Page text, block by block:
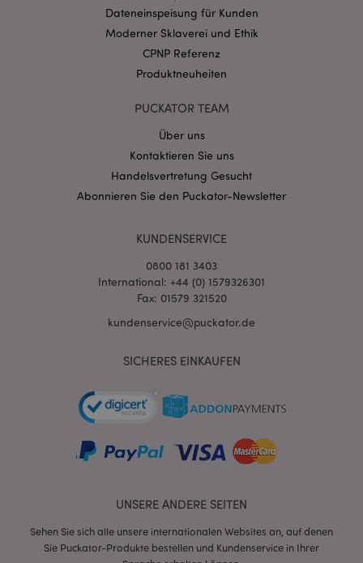
Dateneinspeisung für Kunden
Moderner Sklaverei und Ethik
CPNP Referenz
Produktneuheiten
PUCKATOR TEAM
Über uns
Kontaktieren Sie uns
Handelsvertretung Gesucht
Abonnieren Sie den Puckator-Newsletter
KUNDENSERVICE
0800 181 3403
International: +44 (0) 1579326301
Fax: 01579 321520
kundenservice@puckator.de
SICHERES EINKAUFEN
UNSERE ANDERE SEITEN
Sehen Sie sich alle unsere internationalen Websites an, auf denen
Sie Puckator-Produkte bestellen und Kundenservice in Ihrer
mage-cache-storage-section-
mage-cache-sessid
Adobe Inc.
www.puckator.de
Datenschutzbestimmungen von Google